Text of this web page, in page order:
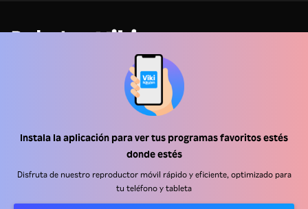
Instala la aplicación para ver tus programas favoritos estés
donde estés
Disfruta de nuestro reproductor móvil rápido y eficiente, optimizado para
tu teléfono y tableta
Centro de ayuda